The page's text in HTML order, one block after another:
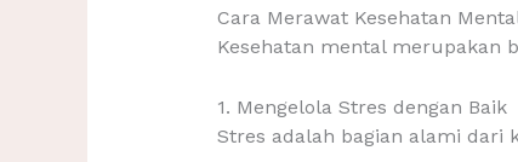
Cara Merawat Kesehatan
Kesehatan mental merupakan
1. Mengelola Stres dengan Baik
Stres adalah bagian alami dari